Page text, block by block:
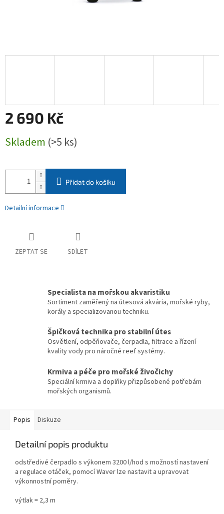
2 690 Kč
cena:
Skladem (>5 ks)
Přidat do košíku
Detailní informace
ZEPTAT SE SDÍLET
Specialista na mořskou akvaristiku
Sortiment zaměřený na útesová akvária, mořské ryby,
korály a specializovanou techniku.
Špičková technika pro stabilní útes
Osvětlení, odpěňovače, čerpadla, filtrace a řízení
kvality vody pro náročné reef systémy.
Krmiva a péče pro mořské živočichy
Speciální krmiva a doplňky přizpůsobené potřebám
mořských organismů.
Popis Diskuze
Detailní popis produktu
odstředivé čerpadlo s výkonem 3200 l/hod s možností nastavení
a regulace otáček, pomocí Waver lze nastavit a upravovat
výkonnostní poměry.
výtlak = 2,3 m